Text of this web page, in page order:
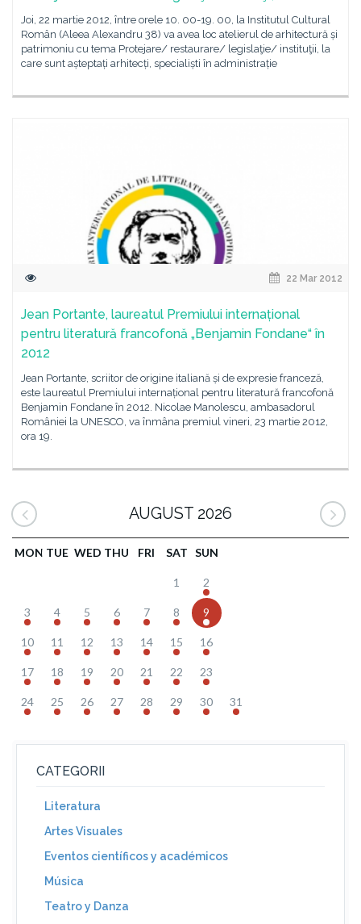
Joi, 22 martie 2012, între orele 10. 00-19. 00, la Institutul Cultural
Român (Aleea Alexandru 38) va avea loc atelierul de arhitectură și
patrimoniu cu tema Protejare/ restaurare/ legislaţie/ instituţii, la
care sunt așteptați arhitecți, specialiști în administrație
22 Mar 2012
Jean Portante, laureatul Premiului internațional
pentru literatură francofonă „Benjamin Fondane“ în
2012
Jean Portante, scriitor de origine italiană și de expresie franceză,
este laureatul Premiului internațional pentru literatură francofonă
Benjamin Fondane în 2012. Nicolae Manolescu, ambasadorul
României la UNESCO, va înmâna premiul vineri, 23 martie 2012,
ora 19.
AUGUST 2026
MON TUE WED THU FRI SAT SUN
1 2
3 4 5 6 7 8 9
10 11 12 13 14 15 16
17 18 19 20 21 22 23
24 25 26 27 28 29 30 31
CATEGORII
Literatura
Artes Visuales
Eventos científicos y académicos
Música
Teatro y Danza